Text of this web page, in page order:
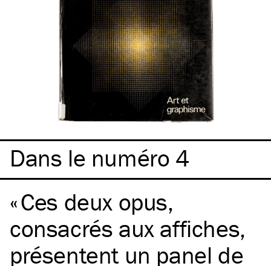
Dans le numéro 4
Ces deux opus,
consacrés aux affiches,
présentent un panel de